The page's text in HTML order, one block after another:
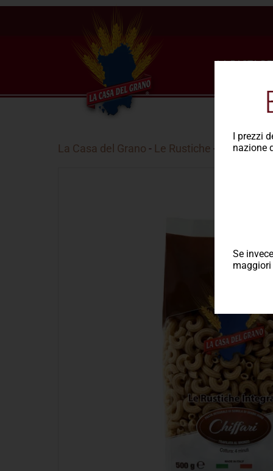
LA PASTA
La Casa del Grano - Le Rustiche - Chiffari
I prezzi
nazione
Se